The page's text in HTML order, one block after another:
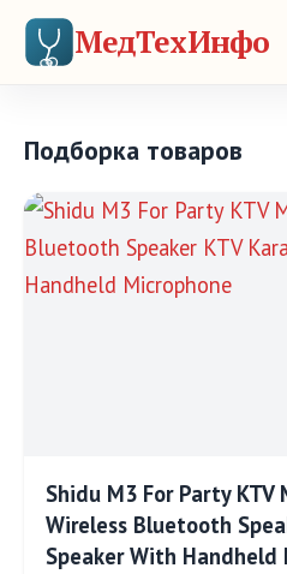
МедТехИнфо
Подборка товаров
Shidu M3 For Party KTV
Wireless Bluetooth
Speaker With Handheld